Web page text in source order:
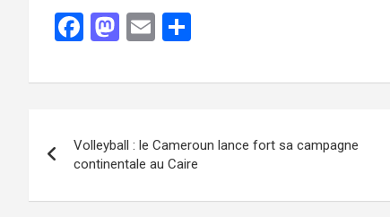
F
ce
o
o
k
M
st
d
o
n
E
ail ta
er
Volleyball : le Cameroun lance fort sa campagne
continentale au Caire